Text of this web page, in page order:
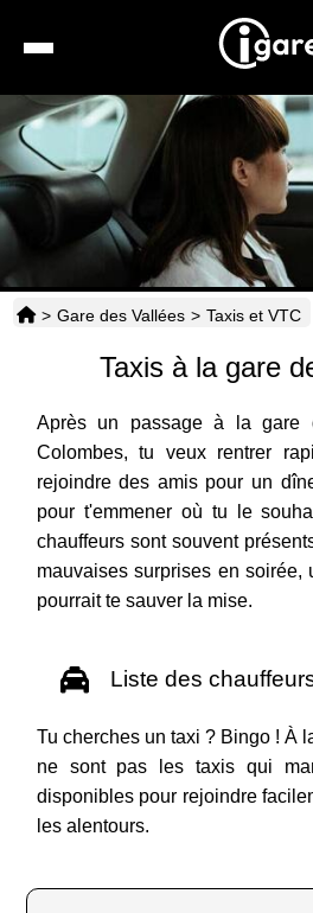
Hôtels
Taxis
> Gare des Vallées > Taxis et VTC
Taxis à la gare
Après un passage à la gare
Colombes, tu veux rentrer
rejoindre des amis pour un
pour t'emmener où tu le
chauffeurs sont souvent
mauvaises surprises en soirée,
pourrait te sauver la mise.
Liste des
Tu cherches un taxi ? Bingo ! À
ne sont pas les taxis qui
disponibles pour rejoindre
les alentours.